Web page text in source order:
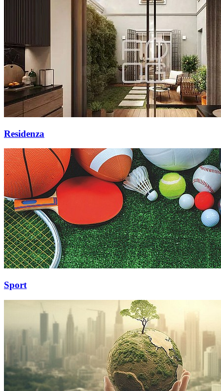
Residenza
Sport